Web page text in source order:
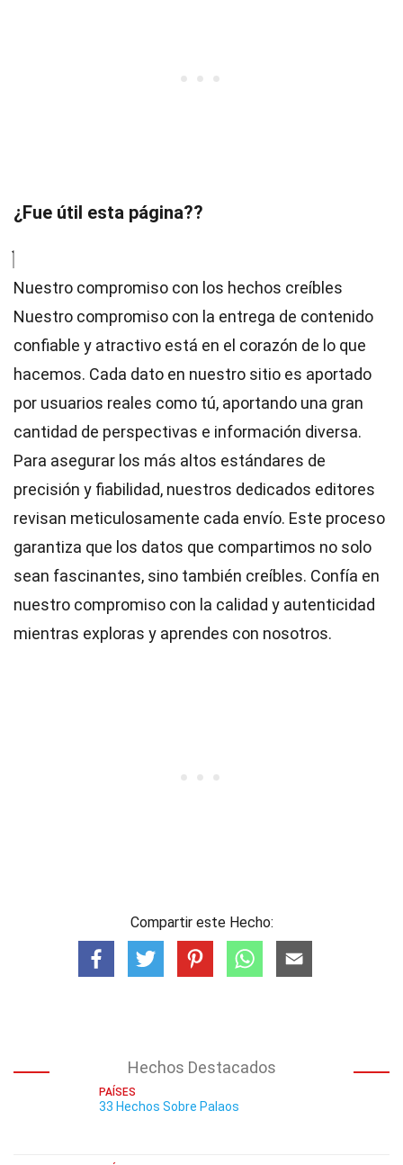
¿Fue útil esta página??
Nuestro compromiso con los hechos creíbles
Nuestro compromiso con la entrega de contenido
confiable y atractivo está en el corazón de lo que
hacemos. Cada dato en nuestro sitio es aportado
por usuarios reales como tú, aportando una gran
cantidad de perspectivas e información diversa.
Para asegurar los más altos estándares de
precisión y fiabilidad, nuestros dedicados editores
revisan meticulosamente cada envío. Este proceso
garantiza que los datos que compartimos no solo
sean fascinantes, sino también creíbles. Confía en
nuestro compromiso con la calidad y autenticidad
mientras exploras y aprendes con nosotros.
Compartir este Hecho:
Hechos Destacados
PAÍSES
33 Hechos Sobre Palaos